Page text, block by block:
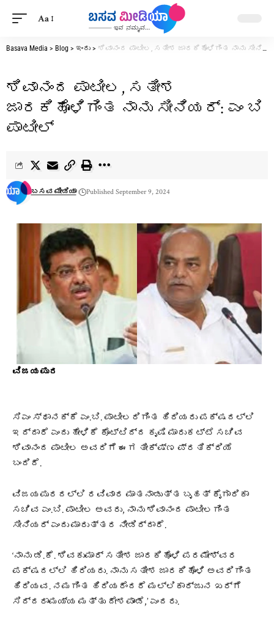
Aa
Basava Media > Blog > ಇಂದು > ಶಿವಾನಂದ ಪಾಟೀಲ, ಸತೀಶ ಜಾರಕಿಹೊಳಿಗಿಂತ ನಾನು ಸೀನಿಯರ್: ಎಂ ಬಿ ಪಾಟೀಲ್
ಶಿವಾನಂದ ಪಾಟೀಲ, ಸತೀಶ
ಜಾರಕಿಹೊಳಿಗಿಂತ ನಾನು ಸೀನಿಯರ್: ಎಂ ಬಿ
ಪಾಟೀಲ್
ಬಸವ ಮೀಡಿಯಾ Published September 9, 2024
ವಿಜಯಪುರ
ಸಿಎಂ ಸ್ಥಾನಕ್ಕೆ ಎಂ.ಬಿ. ಪಾಟೀಲರಿಗಿಂತ ಹಿರಿಯರು ಪಕ್ಷದಲ್ಲಿ
ಇದ್ದಾರೆ ಎಂದು ಹೇಳಿಕೆ ಕೊಟ್ಟಿದ್ದ ಕೃಷಿ ಮಾರುಕಟ್ಟೆ ಸಚಿವ
ಶಿವಾನಂದ ಪಾಟೀಲ ಅವರಿಗೆ ಈಗ ತೀಕ್ಷ್ಣ ಪ್ರತಿಕ್ರಿಯೆ
ಬಂದಿದೆ.
ವಿಜಯಪುರದಲ್ಲಿ ರವಿವಾರ ಮಾತನಾಡುತ್ತ ಬೃಹತ್‌ ಕೈಗಾರಿಕಾ
ಸಚಿವ ಎಂ.ಬಿ. ಪಾಟೀಲ ಅವರು, ನಾನು ಶಿವಾನಂದ ಪಾಟೀಲಗಿಂತ
ಸೀನಿಯರ್ ಎಂದು ಮಾರುತ್ತರ ನೀಡಿದ್ದಾರೆ.
‘ನಾನು ಡಿ.ಕೆ. ಶಿವಕುಮಾರ್ ಸತೀಶ ಜಾರಕಿಹೊಳಿ ಪರಮೇಶ್ವರ
ಪಕ್ಷದಲ್ಲಿ ಹಿರಿಯರು. ನಾನು ಸತೀಶ ಜಾರಕಿಹೊಳಿ ಅವರಿಗಿಂತ
ಹಿರಿಯವ. ನಮಗಿಂತ ಹಿರಿಯರೆಂದರೆ ‌ಮಲ್ಲಿಕಾರ್ಜುನ ಖರ್ಗೆ
ಸಿದ್ದರಾಮಯ್ಯ ಮತ್ತು ದೇಶಪಾಂಡೆ,’ ಎಂದರು.